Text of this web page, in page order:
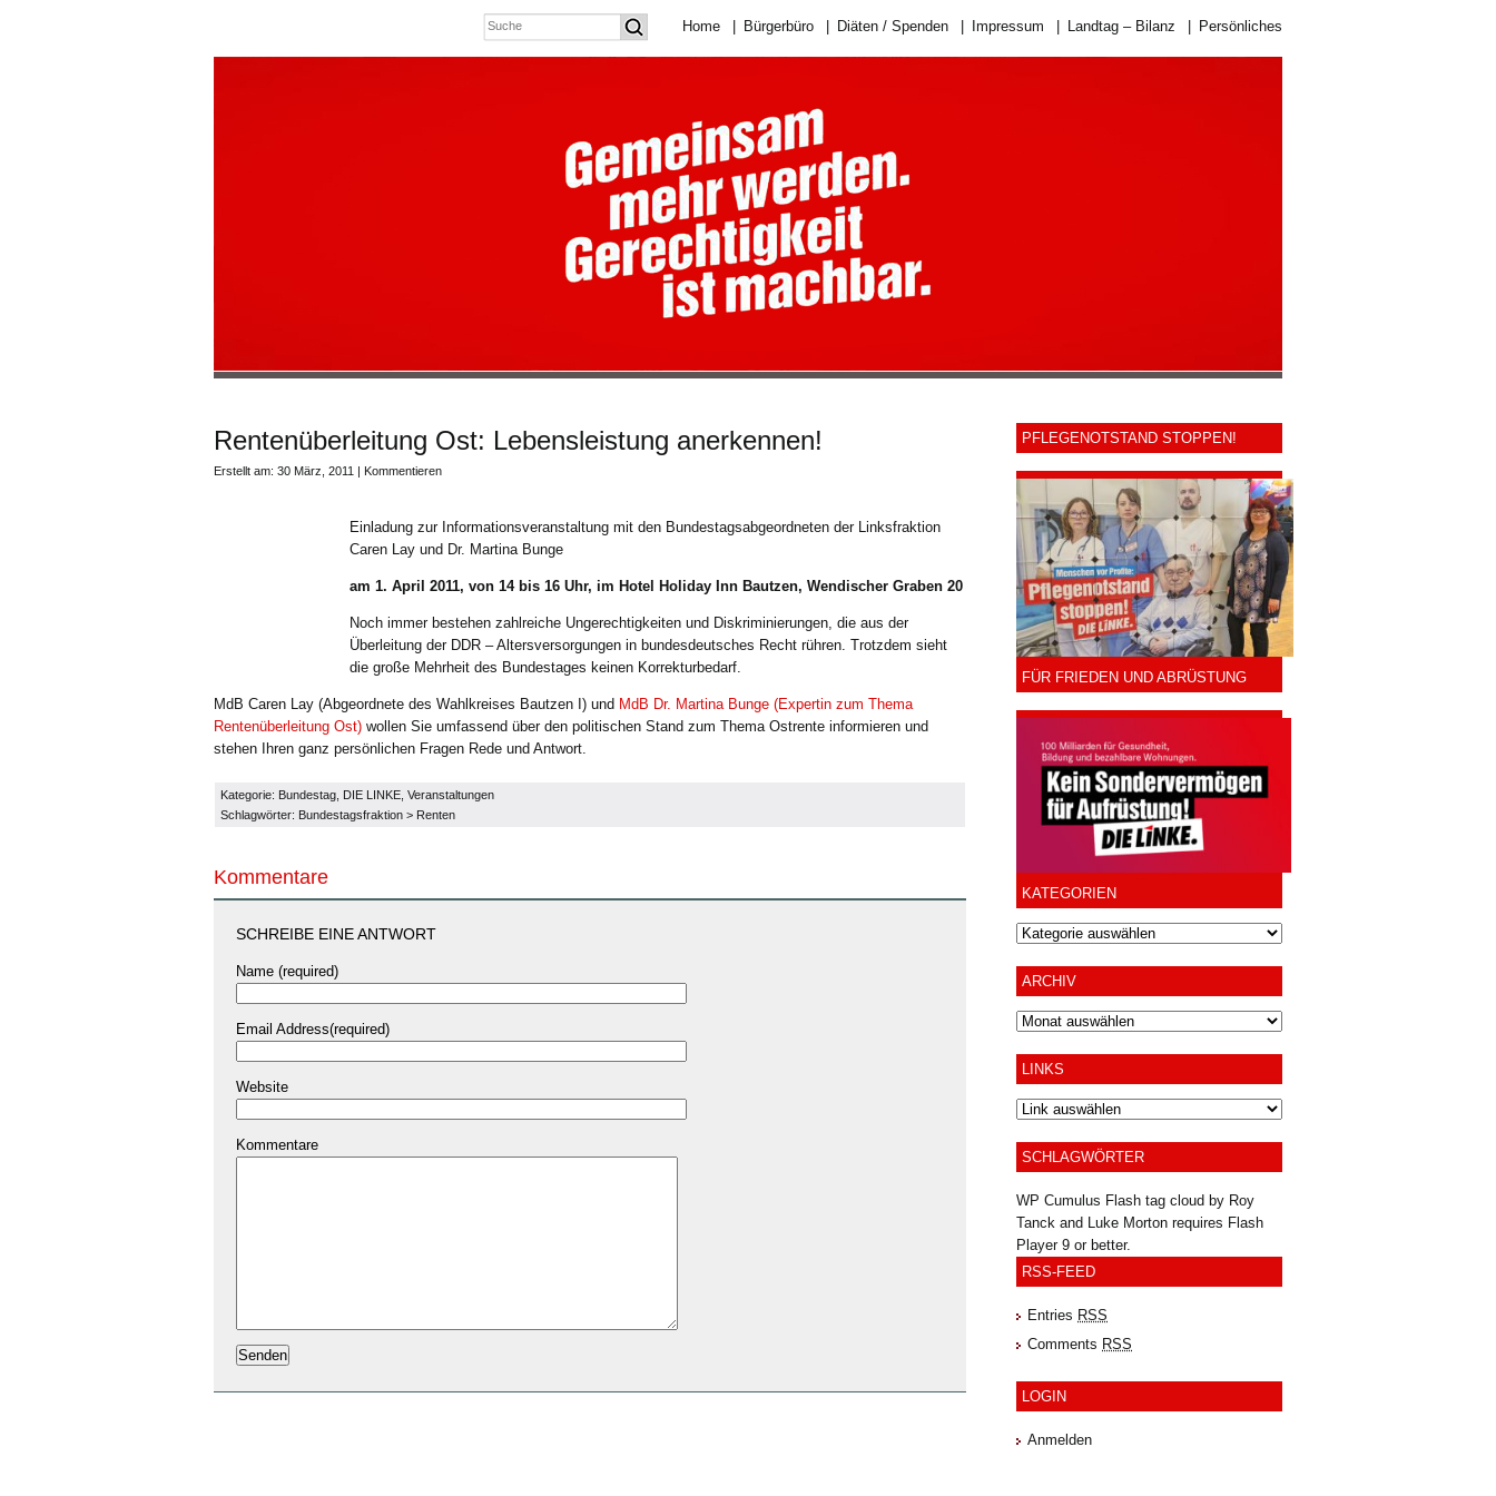
Home Bürgerbüro Diäten / Spenden Impressum Landtag – Bilanz Persönliches
Rentenüberleitung Ost: Lebensleistung anerkennen!
Erstellt am: 30 März, 2011 | Kommentieren
Einladung zur Informationsveranstaltung mit den Bundestagsabgeordneten der Linksfraktion
Caren Lay und Dr. Martina Bunge
am 1. April 2011, von 14 bis 16 Uhr, im Hotel Holiday Inn Bautzen, Wendischer Graben 20
Noch immer bestehen zahlreiche Ungerechtigkeiten und Diskriminierungen, die aus der
Überleitung der DDR – Altersversorgungen in bundesdeutsches Recht rühren. Trotzdem sieht
die große Mehrheit des Bundestages keinen Korrekturbedarf.
MdB Caren Lay (Abgeordnete des Wahlkreises Bautzen I) und MdB Dr. Martina Bunge (Expertin zum Thema
Rentenüberleitung Ost) wollen Sie umfassend über den politischen Stand zum Thema Ostrente informieren und
stehen Ihren ganz persönlichen Fragen Rede und Antwort.
Kategorie: Bundestag DIE LINKE Veranstaltungen
Schlagwörter: Bundestagsfraktion > Renten
Kommentare
SCHREIBE EINE ANTWORT
Name (required)
Email Address(required)
Website
Kommentare
PFLEGENOTSTAND STOPPEN!
FÜR FRIEDEN UND ABRÜSTUNG
KATEGORIEN
ARCHIV
Archiv
LINKS
SCHLAGWÖRTER
WP Cumulus Flash tag cloud by Roy
Tanck and Luke Morton requires Flash
Player9 or better.
RSS-FEED
Entries RSS
Comments RSS
LOGIN
Anmelden